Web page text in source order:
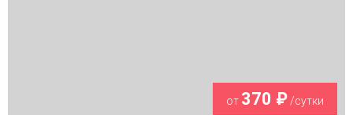
от 370 ₽/сутки